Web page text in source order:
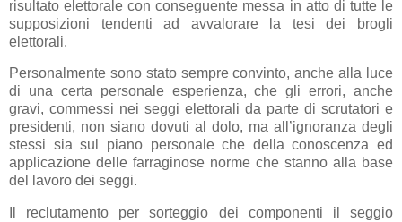
risultato elettorale con conseguente messa in atto di tutte le
supposizioni tendenti ad avvalorare la tesi dei brogli
elettorali.
Personalmente sono stato sempre convinto, anche alla luce
di una certa personale esperienza, che gli errori, anche
gravi, commessi nei seggi elettorali da parte di scrutatori e
presidenti, non siano dovuti al dolo, ma all’ignoranza degli
stessi sia sul piano personale che della conoscenza ed
applicazione delle farraginose norme che stanno alla base
del lavoro dei seggi.
Il reclutamento per sorteggio dei componenti il seggio